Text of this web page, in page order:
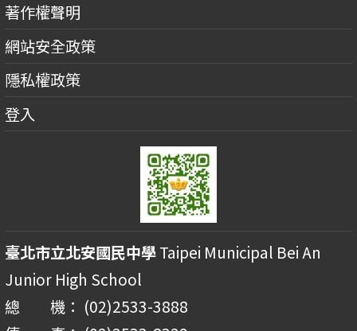
著作權聲明
網站安全政策
隱私權政策
登入
臺北市立北安國民中學Taipei Municipal Bei An
Junior High School
總 機： (02)2533-3888